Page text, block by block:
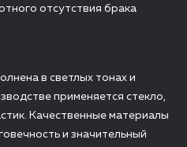
отсутствия брака
в светлых тонах и
применяется стекло,
Качественные материалы
и значительный